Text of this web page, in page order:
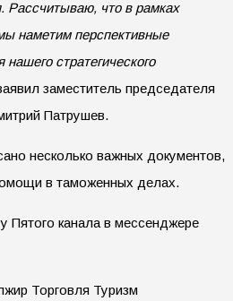
Рассчитываю, что в рамках
наметим перспективные
стратегического
заместитель председателя
Патрушев.
несколько важных документов,
в таможенных делах.
канала в мессенджере
Торговля Туризм